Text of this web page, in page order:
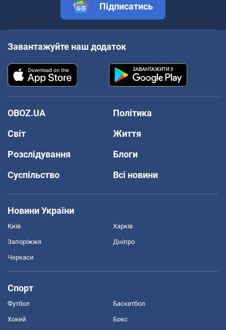
Підписатись
Завантажуйте наш додаток
OBOZ.UA
Політика
Світ
Життя
Розслідування
Блоги
Суспільство
Всі новини
Новини України
Київ Харків
Запоріжжя Дніпро
Черкаси
Спорт
Футбол Баскетбол
Хокей Бокс